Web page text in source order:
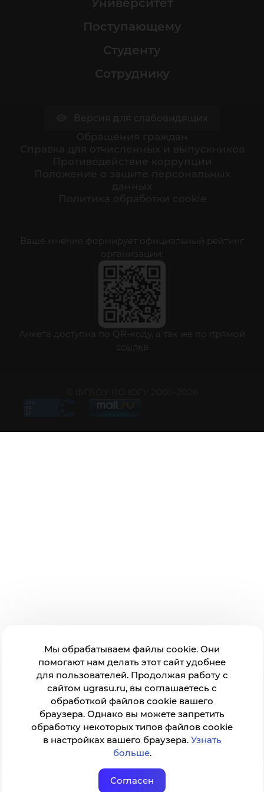
Мы обрабатываем файлы cookie. Они
помогают нам делать этот сайт удобнее
для пользователей. Продолжая работу с
сайтом ugrasu.ru, вы соглашаетесь с
обработкой файлов cookie вашего
браузера. Однако вы можете запретить
обработку некоторых типов файлов cookie
в настройках вашего браузера. Узнать
больше.
Согласен
Университет
Поступающему
Студенту
Сотруднику
Ваше мнение формирует официальный рейтинг
организации:
Анкета доступна по QR-коду, а так же по прямой
ссылке